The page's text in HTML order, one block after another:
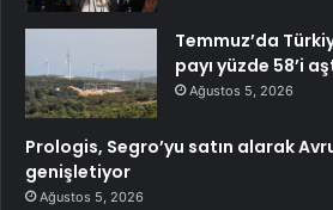
Temmuz’da
payı yüzde 58’i
Ağustos 5, 2026
Prologis, Segro’yu satın alarak
genişletiyor
Ağustos 5, 2026